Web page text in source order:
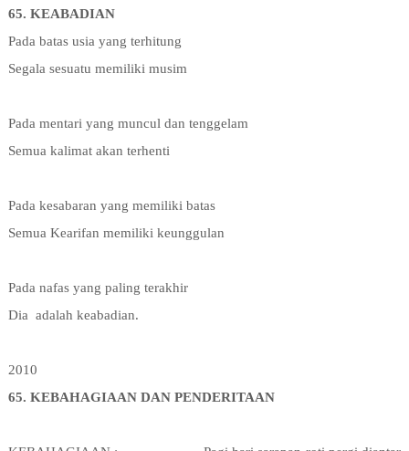
65. KEABADIAN
Pada batas usia yang terhitung
Segala sesuatu memiliki musim
Pada mentari yang muncul dan tenggelam
Semua kalimat akan terhenti
Pada kesabaran yang memiliki batas
Semua Kearifan memiliki keunggulan
Pada nafas yang paling terakhir
Dia adalah keabadian.
2010
65. KEBAHAGIAAN DAN PENDERITAAN